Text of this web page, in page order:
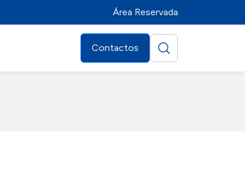
Área Reservada
Contactos